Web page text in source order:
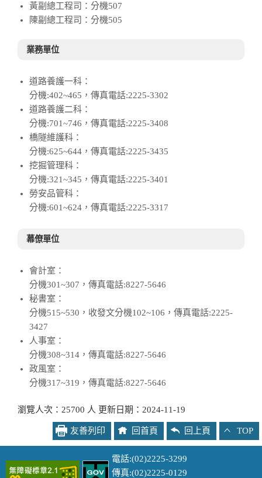
黃副總工程司：分機507
陳副總工程司：分機505
業務單位
道路養護一科：
分機:402~465，傳真電話:2225-3302
道路養護二科：
分機:701~746，傳真電話:2225-3408
橋隧維護科：
分機:625~644，傳真電話:2225-3435
挖掘管理科：
分機:321~345，傳真電話:2225-3401
勞安品管科：
分機:601~624，傳真電話:2225-3317
幕僚單位
會計室：
分機301~307，傳真電話:8227-5646
秘書室：
分機515~530，收發文分機102~106，傳真電話:2225-
3427
人事室：
分機308~314，傳真電話:8227-5646
政風室：
分機317~319，傳真電話:8227-5646
瀏覽人次：25700 人 更新日期：2024-11-19
友善列印 回首頁 回上頁 TOP
電話:(02)2225-3299
傳真:(02)2225-0129